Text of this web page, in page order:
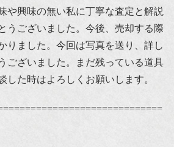
や興味の無い私に丁寧な査定と解説
うございました。今後、売却する際
りました。今回は写真を送り、詳し
ございました。まだ残っている道具
した時はよろしくお願いします。